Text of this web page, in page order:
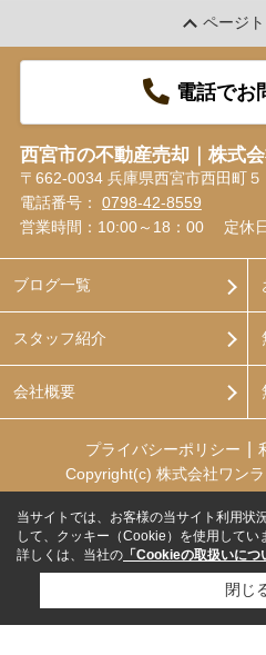
ページ
電話でお
西宮市の不動産売却｜株式
〒662-0034 兵庫県西宮市西田町５
電話番号： 0798-42-8559
営業時間：10:00～18：00
定休
ブログ一覧
スタッフ紹介
会社概要
プライバシーポリシー
Copyright(c) 株式会社ワン
当サイトでは、お客様の当サイト利用状
して、クッキー（Cookie）を使用してい
詳しくは、当社の 「Cookieの取扱いにつ
閉じ